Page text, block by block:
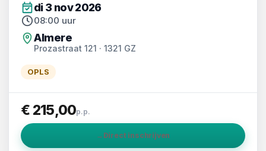
di 3 nov 2026
08:00 uur
Almere
Prozastraat 121 · 1321 GZ
OPLS
€ 215,00p.p.
→ Direct inschrijven